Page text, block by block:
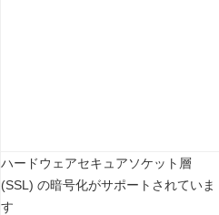
ハードウェアセキュアソケット層
(SSL) の暗号化がサポートされていま
す